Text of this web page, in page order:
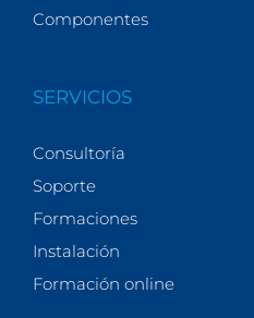
Componentes
SERVICIOS
Consultoría
Soporte
Formaciones
Instalación
Formación online